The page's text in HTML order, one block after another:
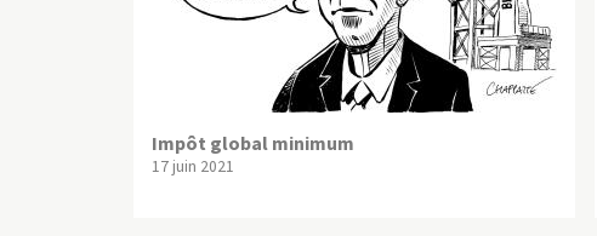
Impôt global minimum
17 juin 2021